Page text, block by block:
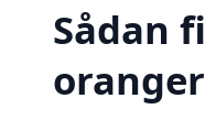
Sådan